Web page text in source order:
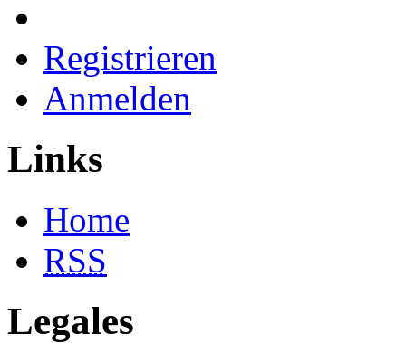
Registrieren
Anmelden
Links
Home
RSS
Legales